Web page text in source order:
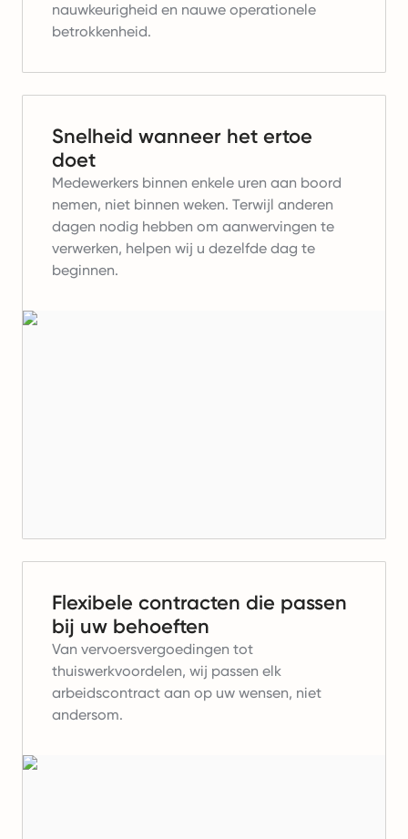
nauwkeurigheid en nauwe operationele
betrokkenheid.
Snelheid wanneer het ertoe
doet
Medewerkers binnen enkele uren aan boord
nemen, niet binnen weken. Terwijl anderen
dagen nodig hebben om aanwervingen te
verwerken, helpen wij u dezelfde dag te
beginnen.
Flexibele contracten die passen
bij uw behoeften
Van vervoersvergoedingen tot
thuiswerkvoordelen, wij passen elk
arbeidscontract aan op uw wensen, niet
andersom.